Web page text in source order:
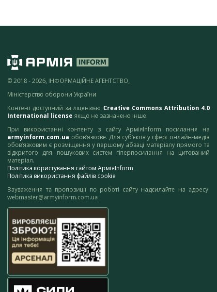
© 2018 - 2026, ІНФОРМАЦІЙНЕ АГЕНТСТВО,
Міністерство оборони України
Контент доступний за ліцензією Creative Commons Attribution 4.0
International license якщо не зазначено інше.
При використанні контенту з сайту АрміяInform посилання на
armyinform.com.ua обов’язкове. Для суб’єктів у сфері онлайн-медіа
обов’язковим є розміщення у першому абзаці матеріалу прямого та
відкритого для пошукових систем гіперпосилання на цитований
матеріал.
Політика користування сайтом АрміяInform
Політика використання файлів cookie
Зауваження та пропозиції по роботі сайту надсилайте на адресу:
webmaster@armyinform.com.ua